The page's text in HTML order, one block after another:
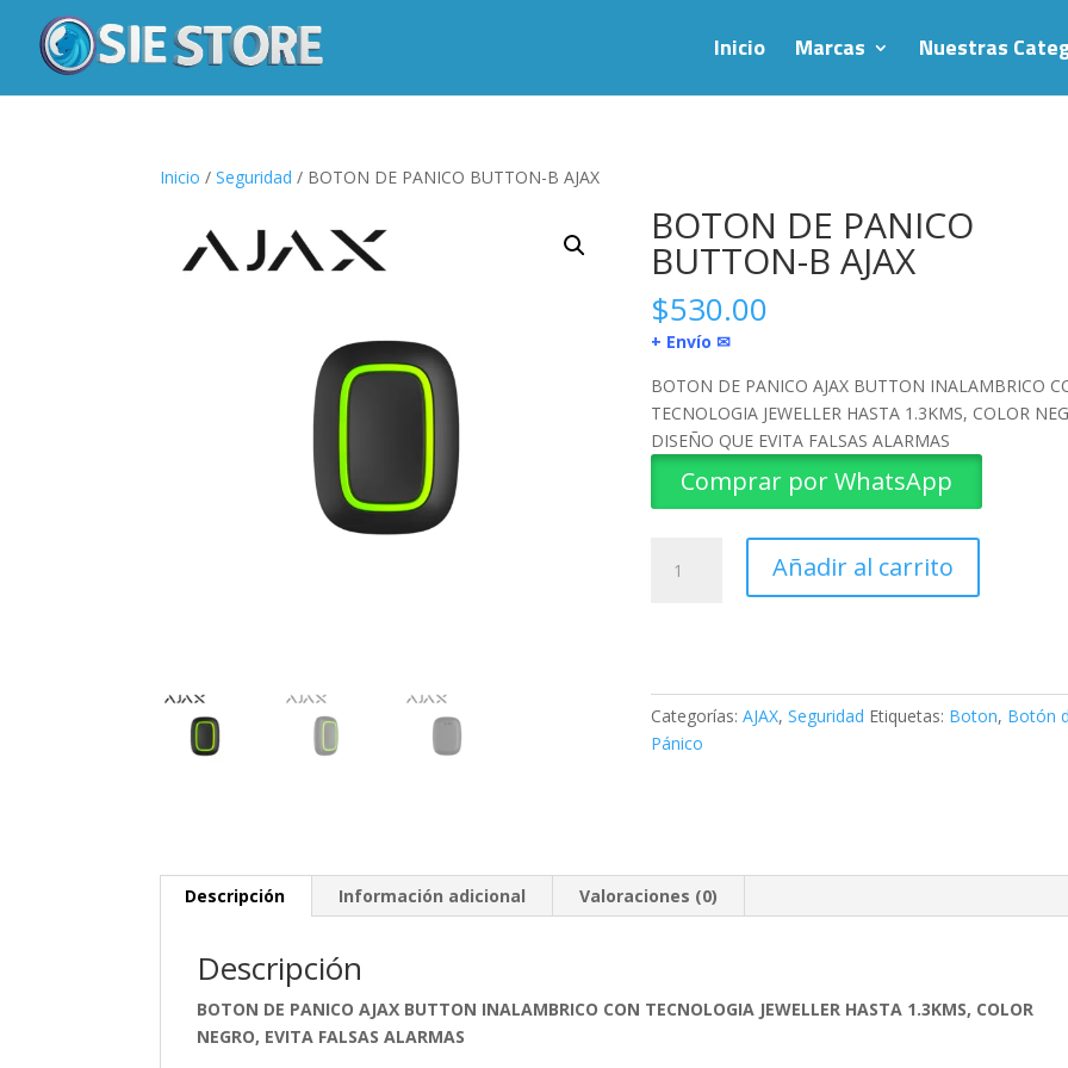
Inicio Marcas Nuestras
Inicio /Seguridad / BOTON DE PANICO BUTTON-B AJAX
BOTON DE PANICO
BUTTON-B AJAX
$530.00
+ Envío ✉
BOTON DE PANICO AJAX BUTTON INALAMBRICO
TECNOLOGIA JEWELLER HASTA 1.3KMS, COLOR
DISEÑO QUE EVITA FALSAS ALARMAS
Comprar por WhatsApp
cantidad
Añadir al carrito
Categorías:AJAX,Seguridad Etiquetas: Boton, Botón
Pánico
Descripción Información adicional Valoraciones (0)
Descripción
BOTON DE PANICO AJAX BUTTON INALAMBRICO CON TECNOLOGIA JEWELLER HASTA 1.3KMS, COLOR
NEGRO, EVITA FALSAS ALARMAS